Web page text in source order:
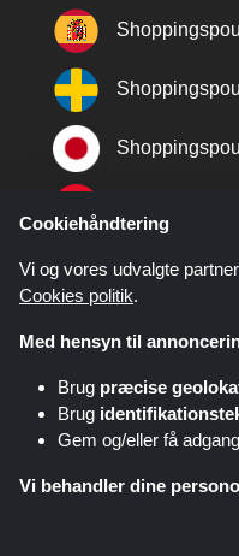
Cookiehåndtering
Vi og vores udvalgte
Cookies politik.
Med hensyn til
Brug præcise
Brug
Gem og/eller få
Vi behandler dine